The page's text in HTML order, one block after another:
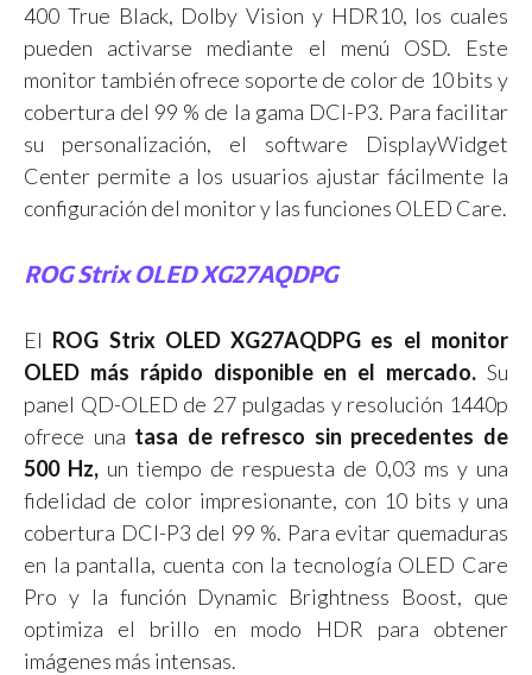
400 True Black, Dolby Vision y HDR10, los cuales
pueden activarse mediante el menú OSD. Este
monitor también ofrece soporte de color de 10 bits y
cobertura del 99 % de la gama DCI-P3. Para facilitar
su personalización, el software DisplayWidget
Center permite a los usuarios ajustar fácilmente la
configuración del monitor y las funciones OLED Care.
ROG Strix OLED XG27AQDPG
El ROG Strix OLED XG27AQDPG es el monitor
OLED más rápido disponible en el mercado. Su
panel QD-OLED de 27 pulgadas y resolución 1440p
ofrece una tasa de refresco sin precedentes de
500 Hz, un tiempo de respuesta de 0,03 ms y una
fidelidad de color impresionante, con 10 bits y una
cobertura DCI-P3 del 99 %. Para evitar quemaduras
en la pantalla, cuenta con la tecnología OLED Care
Pro y la función Dynamic Brightness Boost, que
optimiza el brillo en modo HDR para obtener
imágenes más intensas.